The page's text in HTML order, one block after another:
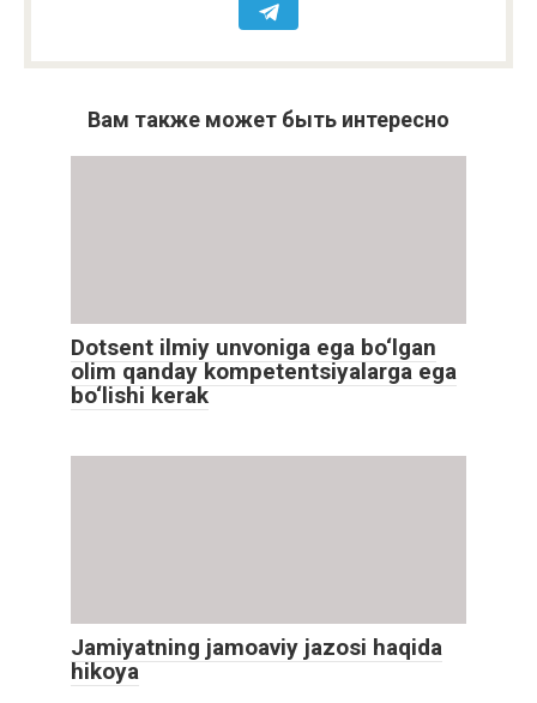
Вам также может быть интересно
Dotsent ilmiy unvoniga ega bo‘lgan
olim qanday kompetentsiyalarga ega
bo‘lishi kerak
Jamiyatning jamoaviy jazosi haqida
hikoya